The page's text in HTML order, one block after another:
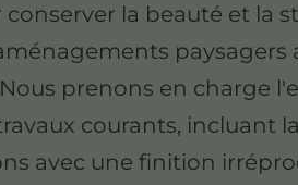
conserver la beauté et la
paysagers
prenons en charge
courants, incluant
avec une finition